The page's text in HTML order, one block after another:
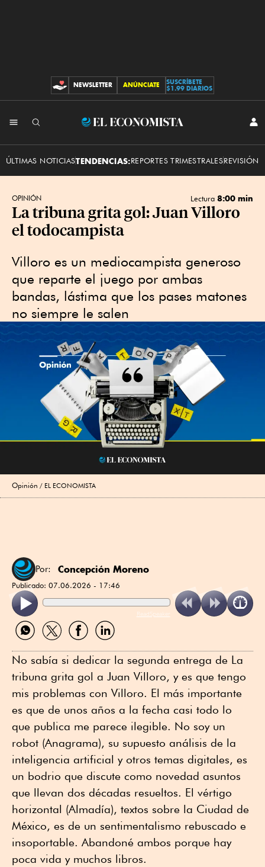
CONTRIBUCIONES
NEWSLETTER ANÚNCIATE
SUSCRÍBETE
$1.99 DIARIOS
El
ÚLTIMAS NOTICIASTENDENCIAS:REPORTES TRIMESTRALESREVISIÓN
OPINIÓN Lectura 8:00 min
La tribuna grita gol: Juan Villoro
el todocampista
Villoro es un mediocampista generoso
que reparte el juego por ambas
bandas, lástima que los pases matones
no siempre le salen
Opinión EL ECONOMISTA
Por: Concepción Moreno
Publicado: 07.06.2026 - 17:46
ReadSpeaker
Compartir
por
Compartir
por
Compartir
por
Compartir
por
No sabía si dedicar la segunda entrega de La
tribuna grita gol a Juan Villoro, y es que tengo
mis problemas con Villoro. El más importante
es que de unos años a la fecha casi todo lo
que publica me parece ilegible. No soy un
robot (Anagrama), su supuesto análisis de la
inteligencia artificial y otros temas digitales, es
un bodrio que discute como novedad asuntos
que llevan dos décadas resueltos. El vértigo
horizontal (Almadía), textos sobre la Ciudad de
México, es de un sentimentalismo rebuscado e
insoportable. Abandoné ambos porque hay
poca vida y muchos libros.